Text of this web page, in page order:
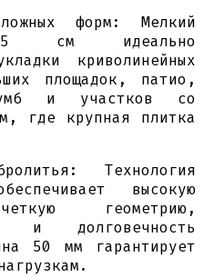
форм: Мелкий
см идеально
криволинейных
площадок, патио,
и участков со
где крупная плитка
Технология
высокую
геометрию,
и долговечность
50 мм гарантирует